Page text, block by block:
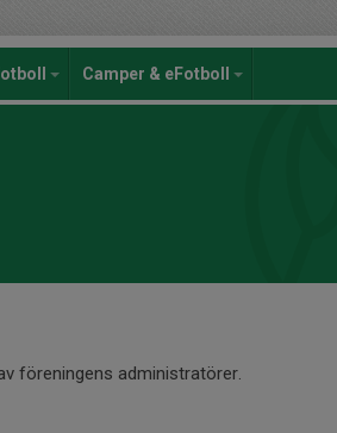
Camper & eFotboll
föreningens administratörer.